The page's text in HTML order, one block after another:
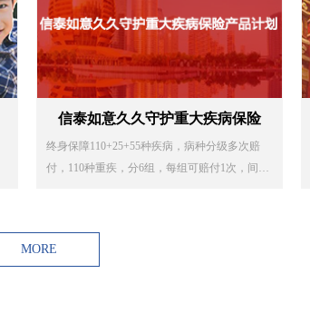
信泰如意久久守护重大疾病保险
终身保障110+25+55种疾病，病种分级多次赔
付，110种重疾，分6组，每组可赔付1次，间隔
25种中症不分组，2次赔付，每次赔付60%基本
保险金额。
MORE